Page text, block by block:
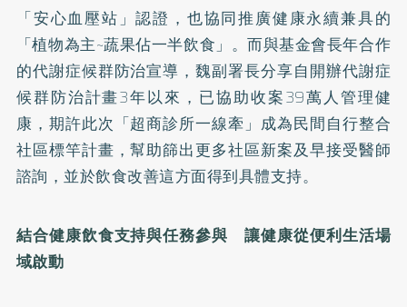
「安心血壓站」認證，也協同推廣健康永續兼具的
「植物為主~蔬果佔一半飲食」。而與基金會長年合作
的代謝症候群防治宣導，魏副署長分享自開辦代謝症
候群防治計畫3年以來，已協助收案39萬人管理健
康，期許此次「超商診所一線牽」成為民間自行整合
社區標竿計畫，幫助篩出更多社區新案及早接受醫師
諮詢，並於飲食改善這方面得到具體支持。
結合健康飲食支持與任務參與 讓健康從便利生活場
域啟動